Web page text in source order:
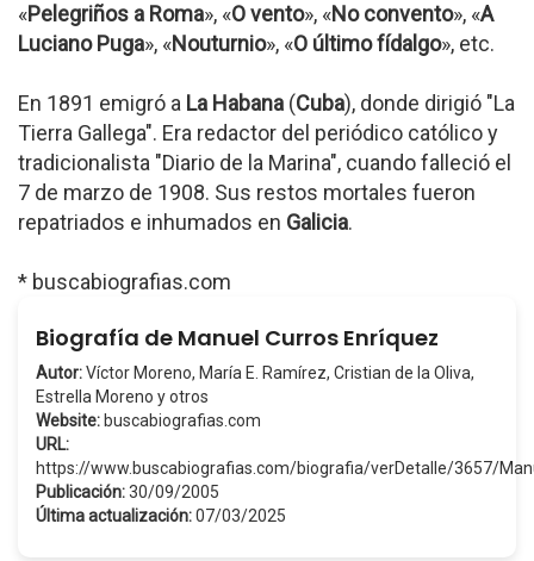
«Pelegriños a Roma», «O vento», «No convento», «A
Luciano Puga», «Nouturnio», «O último fídalgo», etc.
En 1891 emigró a La Habana (Cuba), donde dirigió "La
Tierra Gallega". Era redactor del periódico católico y
tradicionalista "Diario de la Marina", cuando falleció el
7 de marzo de 1908. Sus restos mortales fueron
repatriados e inhumados en Galicia.
* buscabiografias.com
Biografía de Manuel Curros Enríquez
Autor:Víctor Moreno, María E. Ramírez, Cristian de la Oliva,
Estrella Moreno y otros
Website: buscabiografias.com
URL:
https://www.buscabiografias.com/biografia/verDetalle/3657/
Publicación:30/09/2005
Última actualización:07/03/2025